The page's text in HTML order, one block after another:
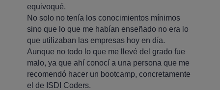
equivoqué.
No solo no tenía los conocimientos mínimos
sino que lo que me habían enseñado no era lo
que utilizaban las empresas hoy en día.
Aunque no todo lo que me llevé del grado fue
malo, ya que ahí conocí a una persona que me
recomendó hacer un bootcamp, concretamente
el de ISDI Coders.